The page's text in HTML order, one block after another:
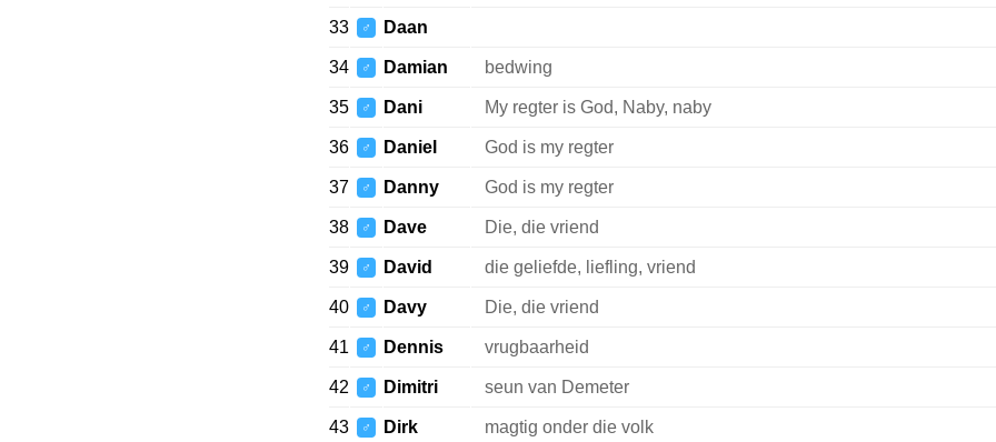
33 ♂ Daan
34 ♂ Damian bedwing
35 ♂ Dani My regter is God, Naby, naby
36 ♂ Daniel God is my regter
37 ♂ Danny God is my regter
38 ♂ Dave Die, die vriend
39 ♂ David die geliefde, liefling, vriend
40 ♂ Davy Die, die vriend
41 ♂ Dennis vrugbaarheid
42 ♂ Dimitri seun van Demeter
43 ♂ Dirk magtig onder die volk